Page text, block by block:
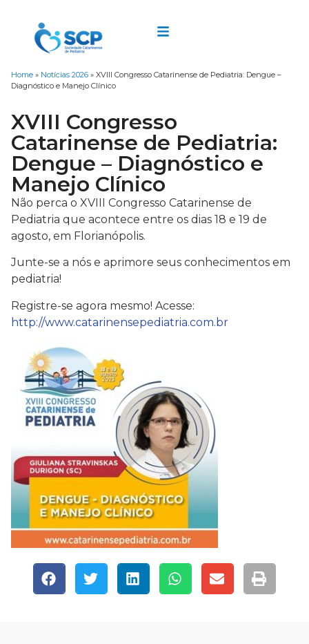
Home » Notícias 2026 » XVIII Congresso Catarinense de Pediatria: Dengue –
Diagnóstico e Manejo Clínico
XVIII Congresso
Catarinense de Pediatria:
Dengue – Diagnóstico e
Manejo Clínico
Não perca o XVIII Congresso Catarinense de
Pediatria que acontece entre os dias 18 e 19 de
agosto, em Florianópolis.
Junte-se a nós e aprimore seus conhecimentos em
pediatria!
Registre-se agora mesmo! Acesse:
http://www.catarinensepediatria.com.br